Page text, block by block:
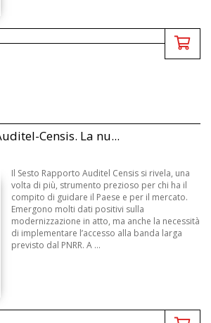
Censis. La nu...
Il Sesto Rapporto Auditel Censis si rivela, una
volta di più, strumento prezioso per chi ha il
compito di guidare il Paese e per il mercato.
Emergono molti dati positivi sulla
modernizzazione in atto, ma anche la necessità
di implementare l’accesso alla banda larga
previsto dal PNRR. A ...